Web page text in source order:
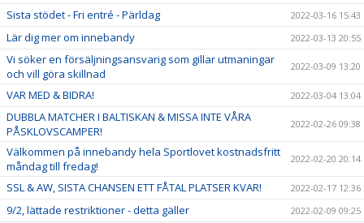
Sista stödet - Fri entré - Pärldag 2022-03-16 15:43
Lär dig mer om innebandy 2022-03-13 20:55
Vi söker en försäljningsansvarig som gillar utmaningar
och vill göra skillnad
2022-03-09 13:20
VAR MED & BIDRA! 2022-03-04 13:04
DUBBLA MATCHER I BALTISKAN & MISSA INTE VÅRA
PÅSKLOVSCAMPER!
2022-02-26 09:38
Välkommen på innebandy hela Sportlovet kostnadsfritt
måndag till fredag!
2022-02-20 20:14
SSL & AW, SISTA CHANSEN ETT FÅTAL PLATSER KVAR! 2022-02-17 12:36
9/2, lättade restriktioner - detta gäller 2022-02-09 09:25